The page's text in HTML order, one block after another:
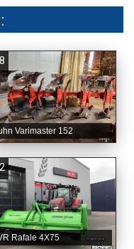
8
Varimaster 152
Rafale 4X75